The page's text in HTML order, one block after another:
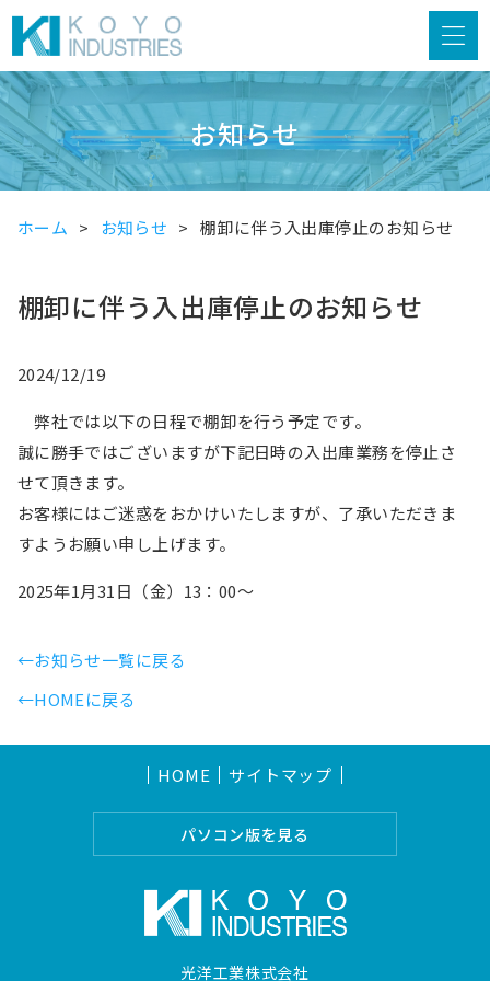
お知らせ
ホーム お知らせ 棚卸に伴う入出庫停止のお知らせ
棚卸に伴う入出庫停止のお知らせ
2024/12/19
弊社では以下の日程で棚卸を行う予定です。
誠に勝手ではございますが下記日時の入出庫業務を停止さ
せて頂きます。
お客様にはご迷惑をおかけいたしますが、了承いただきま
すようお願い申し上げます。
2025年1月31日（金）13：00～
←お知らせ一覧に戻る
←HOMEに戻る
HOME サイトマップ
パソコン版を見る
光洋工業株式会社